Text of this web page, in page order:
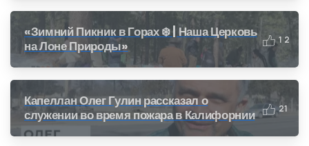
«Зимний Пикник в Горах ❄️ | Наша Церковь
на Лоне Природы»
1 2
Капеллан Олег Гулин рассказал о
служении во время пожара в Калифорнии
21